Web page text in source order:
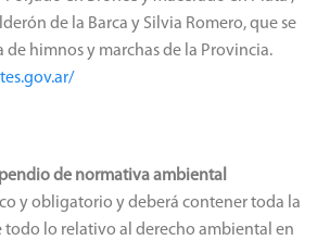
de la Barca y Silvia Romero, que se
de himnos y marchas de la Provincia.
de normativa ambiental
y obligatorio y deberá contener toda la
lo relativo al derecho ambiental en